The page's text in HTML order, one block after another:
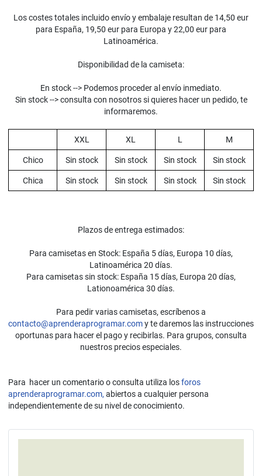
Los costes totales incluido envío y embalaje resultan de 14,50 eur
para España, 19,50 eur para Europa y 22,00 eur para
Latinoamérica.
Disponibilidad de la camiseta:
En stock --> Podemos proceder al envío inmediato.
Sin stock --> consulta con nosotros si quieres hacer un pedido, te
informaremos.
XXL XL L M
Chico Sin stock Sin stock Sin stock Sin stock
Chica Sin stock Sin stock Sin stock Sin stock
Plazos de entrega estimados:
Para camisetas en Stock: España 5 días, Europa 10 días,
Latinoamérica 20 días.
Para camisetas sin stock: España 15 días, Europa 20 días,
Lationoamérica 30 días.
Para pedir varias camisetas, escríbenos a
contacto@aprenderaprogramar.comy te daremos las instrucciones
oportunas para hacer el pago y recibirlas. Para grupos, consulta
nuestros precios especiales.
Para hacer un comentario o consulta utiliza losforos
aprenderaprogramar.com, abiertos a cualquier persona
independientemente de su nivel de conocimiento.